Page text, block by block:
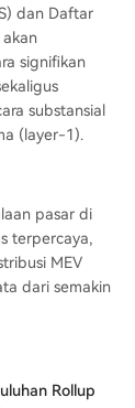
dan Daftar
akan
signifikan
substansial
(layer-1).
pasar di
terpercaya,
MEV
dari semakin
Rollup